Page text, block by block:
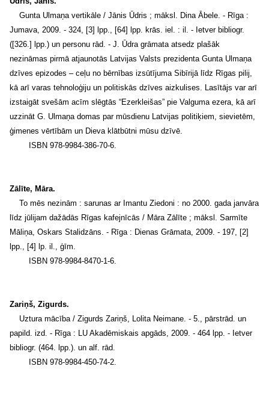
Gunta Ulmaņa vertikāle / Jānis Ūdris ; māksl. Dina Ābele. - Rīga :
Jumava, 2009. - 324, [3] lpp., [64] lpp. krās. iel. : il. - Ietver bibliogr.
([326.] lpp.) un personu rād. - J. Ūdra grāmata atsedz plašāk
nezināmas pirmā atjaunotās Latvijas Valsts prezidenta Gunta Ulmaņa
dzīves epizodes – ceļu no bērnības izsūtījuma Sibīrijā līdz Rīgas pilij,
kā arī varas tehnoloģiju un politiskās dzīves aizkulises. Lasītājs var arī
izstaigāt svešām acīm slēgtās “Ezerkleišas” pie Valguma ezera, kā arī
uzzināt G. Ulmaņa domas par mūsdienu Latvijas politiķiem, sievietēm,
ģimenes vērtībām un Dieva klātbūtni mūsu dzīvē.
ISBN 978-9984-386-70-6.
Zālīte, Māra.
To mēs nezinām : sarunas ar Imantu Ziedoni : no 2000. gada janvāra
līdz jūlijam dažādās Rīgas kafejnīcās / Māra Zālīte ; māksl. Sarmīte
Māliņa, Oskars Stalidzāns. - Rīga : Dienas Grāmata, 2009. - 197, [2]
lpp., [4] lp. il., ģīm.
ISBN 978-9984-8470-1-6.
Zariņš, Zigurds.
Uztura mācība / Zigurds Zariņš, Lolita Neimane. - 5., pārstrād. un
papild. izd. - Rīga : LU Akadēmiskais apgāds, 2009. - 464 lpp. - Ietver
bibliogr. (464. lpp.). un alf. rād.
ISBN 978-9984-450-74-2.